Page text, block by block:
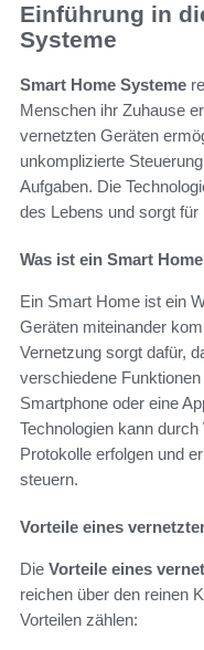
Einführung in
Systeme
Smart Home Systeme
Menschen ihr Zuhause
vernetzten Geräten
unkomplizierte
Aufgaben. Die
des Lebens und sorgt
Was ist ein Smart
Ein Smart Home ist ein
Geräten miteinander
Vernetzung sorgt dafür,
verschiedene
Smartphone oder eine
Technologien kann
Protokolle erfolgen und
steuern.
Vorteile eines
Die Vorteile eines
reichen über den reinen
Vorteilen zählen: